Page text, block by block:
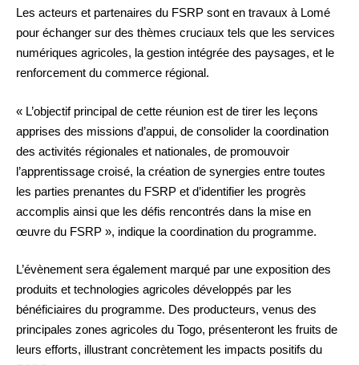
Les acteurs et partenaires du FSRP sont en travaux à Lomé
pour échanger sur des thèmes cruciaux tels que les services
numériques agricoles, la gestion intégrée des paysages, et le
renforcement du commerce régional.
« L’objectif principal de cette réunion est de tirer les leçons
apprises des missions d’appui, de consolider la coordination
des activités régionales et nationales, de promouvoir
l’apprentissage croisé, la création de synergies entre toutes
les parties prenantes du FSRP et d’identifier les progrès
accomplis ainsi que les défis rencontrés dans la mise en
œuvre du FSRP », indique la coordination du programme.
L’évènement sera également marqué par une exposition des
produits et technologies agricoles développés par les
bénéficiaires du programme. Des producteurs, venus des
principales zones agricoles du Togo, présenteront les fruits de
leurs efforts, illustrant concrètement les impacts positifs du